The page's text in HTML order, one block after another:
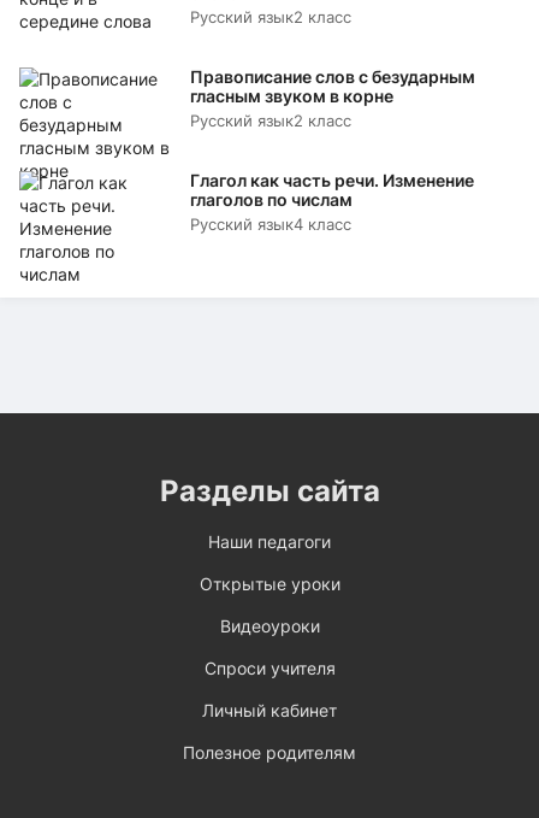
Русский язык2 класс
Правописание слов с безударным
гласным звуком в корне
Русский язык2 класс
Глагол как часть речи. Изменение
глаголов по числам
Русский язык4 класс
Разделы сайта
Наши педагоги
Открытые уроки
Видеоуроки
Спроси учителя
Личный кабинет
Полезное родителям